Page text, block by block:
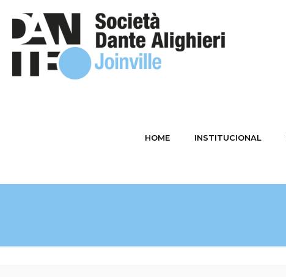
HOME INSTITUCIONAL